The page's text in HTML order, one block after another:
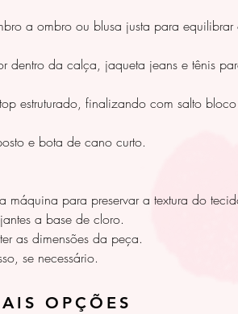
a ombro ou blusa justa para equilibrar
dentro da calça, jaqueta jeans e tênis
estruturado, finalizando com salto
e bota de cano curto.
máquina para preservar a textura do
a base de cloro.
as dimensões da peça.
se necessário.
OPÇÕES